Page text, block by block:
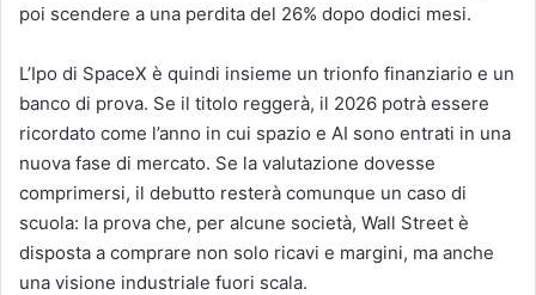
poi scendere a una perdita del 26% dopo dodici mesi.
L’Ipo di SpaceX è quindi insieme un trionfo finanziario e un
banco di prova. Se il titolo reggerà, il 2026 potrà essere
ricordato come l’anno in cui spazio e AI sono entrati in una
nuova fase di mercato. Se la valutazione dovesse
comprimersi, il debutto resterà comunque un caso di
scuola: la prova che, per alcune società, Wall Street è
disposta a comprare non solo ricavi e margini, ma anche
una visione industriale fuori scala.